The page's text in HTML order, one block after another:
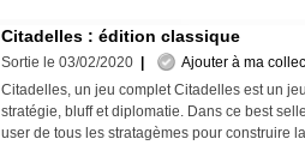
Citadelles : édition classique
Sortie le 03/02/2020
Ajouter à ma
Citadelles, un jeu complet Citadelles est un
stratégie, bluff et diplomatie. Dans ce best
user de tous les stratagèmes pour construire